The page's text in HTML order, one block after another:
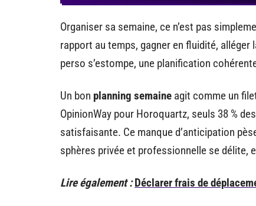
Organiser sa semaine, ce n’est pas
rapport au temps, gagner en fluidité,
perso s’estompe, une planification
Un bon planning semaine agit comme un
OpinionWay pour Horoquartz, seuls 38 %
satisfaisante. Ce manque d’anticipation
sphères privée et professionnelle se délite,
Lire également : Déclarer frais de